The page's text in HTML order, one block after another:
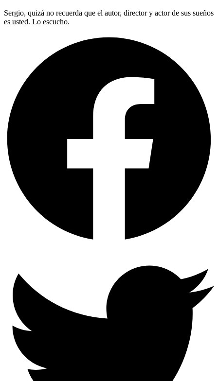
Sergio, quizá no recuerda que el autor, director y actor de sus sueños
es usted. Lo escucho.